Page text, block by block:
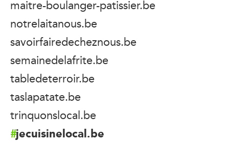
maitre-boulanger-patissier.be
notrelaitanous.be
savoirfairedecheznous.be
semainedelafrite.be
tabledeterroir.be
taslapatate.be
trinquonslocal.be
jecuisinelocal.be